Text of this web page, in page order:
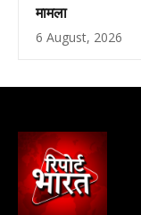
मामला
6 August, 2026